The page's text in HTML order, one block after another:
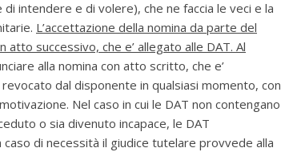
intendere e di volere), che ne faccia le veci e la
L’accettazione della nomina da parte del
successivo, che e’ allegato alle DAT. Al
alla nomina con atto scritto, che e’
dal disponente in qualsiasi momento, con
Nel caso in cui le DAT non contengano
o sia divenuto incapace, le DAT
di necessità il giudice tutelare provvede alla